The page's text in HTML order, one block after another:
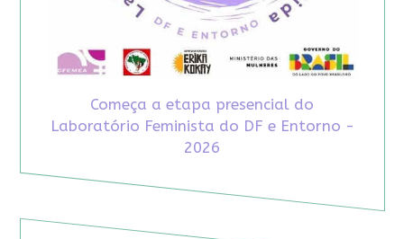
Começa a etapa presencial do
Laboratório Feminista do DF e Entorno -
2026